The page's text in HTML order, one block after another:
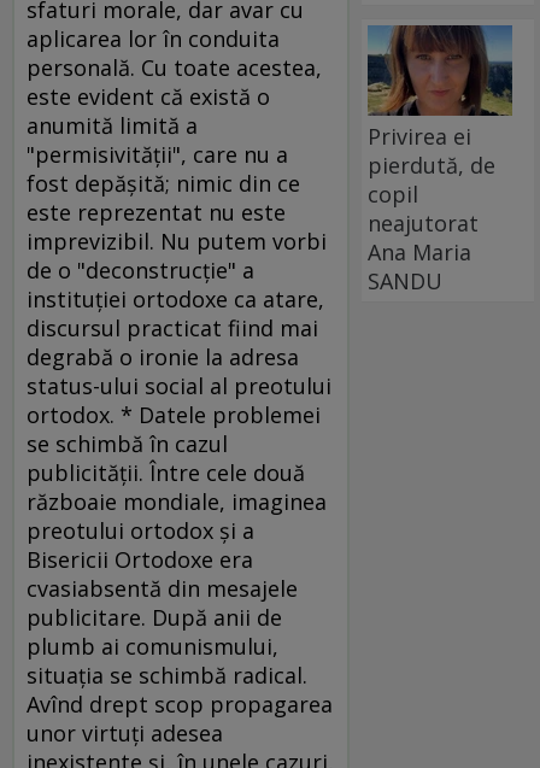
Privirea ei
pierdută, de
copil
neajutorat
Ana Maria
SANDU